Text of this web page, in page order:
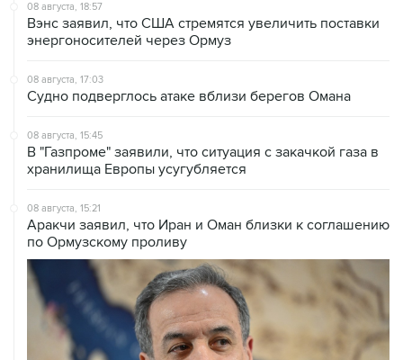
08 августа, 18:57
Вэнс заявил, что США стремятся увеличить поставки
энергоносителей через Ормуз
08 августа, 17:03
Судно подверглось атаке вблизи берегов Омана
08 августа, 15:45
В "Газпроме" заявили, что ситуация с закачкой газа в
хранилища Европы усугубляется
08 августа, 15:21
Аракчи заявил, что Иран и Оман близки к соглашению
по Ормузскому проливу